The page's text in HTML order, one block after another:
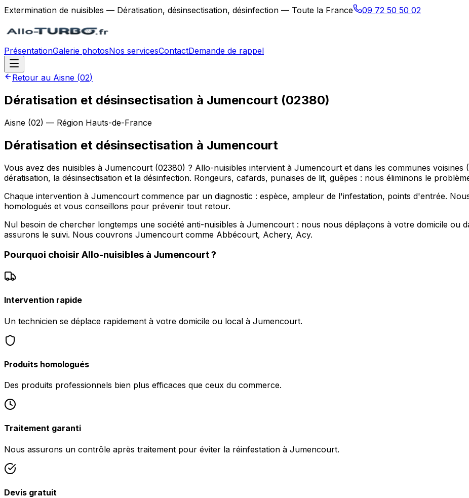
Extermination de nuisibles — Dératisation, désinsectisation, désinfection — Toute la France 09 72 50 50 02
PrésentationGalerie photosNos servicesContactDemande de rappel
Retour au Aisne (02)
Dératisation et désinsectisation à Jumencourt (02380)
Aisne (02) — Région Hauts-de-France
Dératisation et désinsectisation à Jumencourt
Vous avez des nuisibles à Jumencourt (02380) ? Allo-nuisibles intervient à Jumencourt et dans les communes
dératisation, la désinsectisation et la désinfection. Rongeurs, cafards, punaises de lit, guêpes : nous éliminons le
Chaque intervention à Jumencourt commence par un diagnostic : espèce, ampleur de l'infestation, points d'entrée.
homologués et vous conseillons pour prévenir tout retour.
Nul besoin de chercher longtemps une société anti-nuisibles à Jumencourt : nous nous déplaçons à votre domicile ou
assurons le suivi. Nous couvrons Jumencourt comme Abbécourt, Achery, Acy.
Pourquoi choisir Allo-nuisibles à Jumencourt?
Intervention rapide
Un technicien se déplace rapidement à votre domicile ou local à Jumencourt.
Produits homologués
Des produits professionnels bien plus efficaces que ceux du commerce.
Traitement garanti
Nous assurons un contrôle après traitement pour éviter la réinfestation à Jumencourt.
Devis gratuit